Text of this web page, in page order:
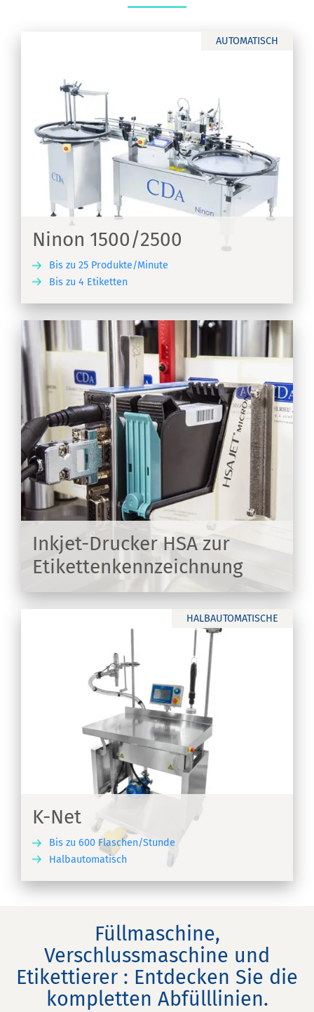
AUTOMATISCH
Ninon 1500/2500
Bis zu 25 Produkte/Minute
Bis zu 4 Etiketten
Inkjet-Drucker HSA zur
Etikettenkennzeichnung
HALBAUTOMATISCHE
K-Net
Bis zu 600 Flaschen/Stunde
Halbautomatisch
Füllmaschine,
Verschlussmaschine und
Etikettierer : Entdecken Sie die
kompletten Abfülllinien.